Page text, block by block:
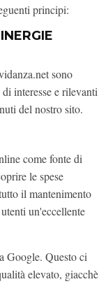
principi:
sono
interesse e rilevanti
del nostro sito.
come fonte di
le spese
il mantenimento
un'eccellente
Google. Questo ci
elevato, giacchè